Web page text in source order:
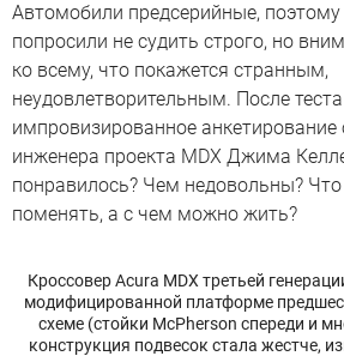
Автомобили предсерийные,
попросили не судить строго, но
ко всему, что покажется странным,
неудовлетворительным. После
импровизированное анкетирование
инженера проекта MDX Джима
понравилось? Чем недовольны?
поменять, а с чем можно жить?
Кроссовер Acura MDX третьей
модифицированной платформе
схеме (стойки McPherson спереди и
конструкция подвесок стала жестче,